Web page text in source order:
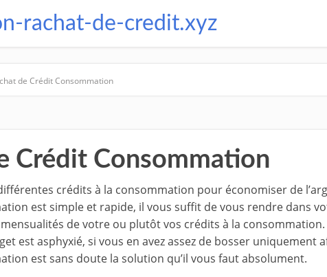
rachat-de-credit.xyz
de Crédit Consommation
Crédit Consommation
crédits à la consommation pour économiser de
est simple et rapide, il vous suffit de vous rendre dans
de votre ou plutôt vos crédits à la
est asphyxié, si vous en avez assez de bosser
est sans doute la solution qu’il vous faut absolument.